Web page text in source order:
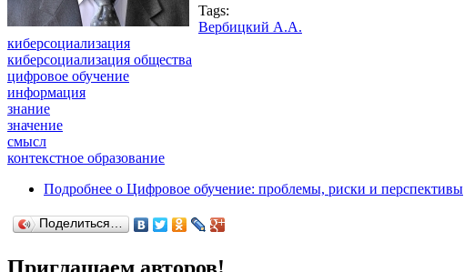
Tags:
Вербицкий А.А.
киберсоциализация
киберсоциализация общества
цифровое обучение
информация
знание
значение
смысл
контекстное образование
Подробнее о Цифровое обучение: проблемы, риски и перспективы
Поделиться…